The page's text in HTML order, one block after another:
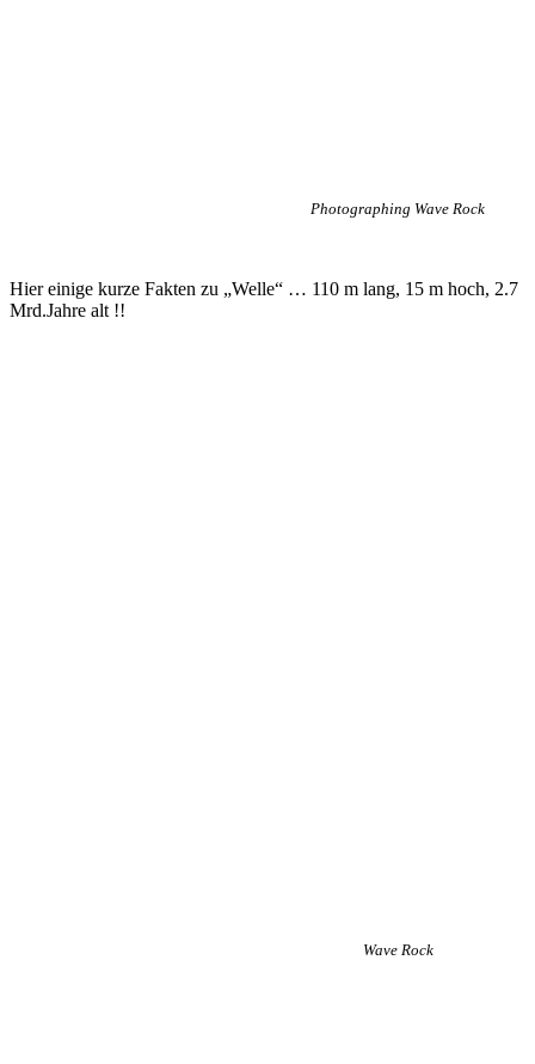
Photographing Wave Rock
Hier einige kurze Fakten zu „Welle“ … 110 m lang, 15 m hoch, 2.7
Mrd.Jahre alt !!
Wave Rock